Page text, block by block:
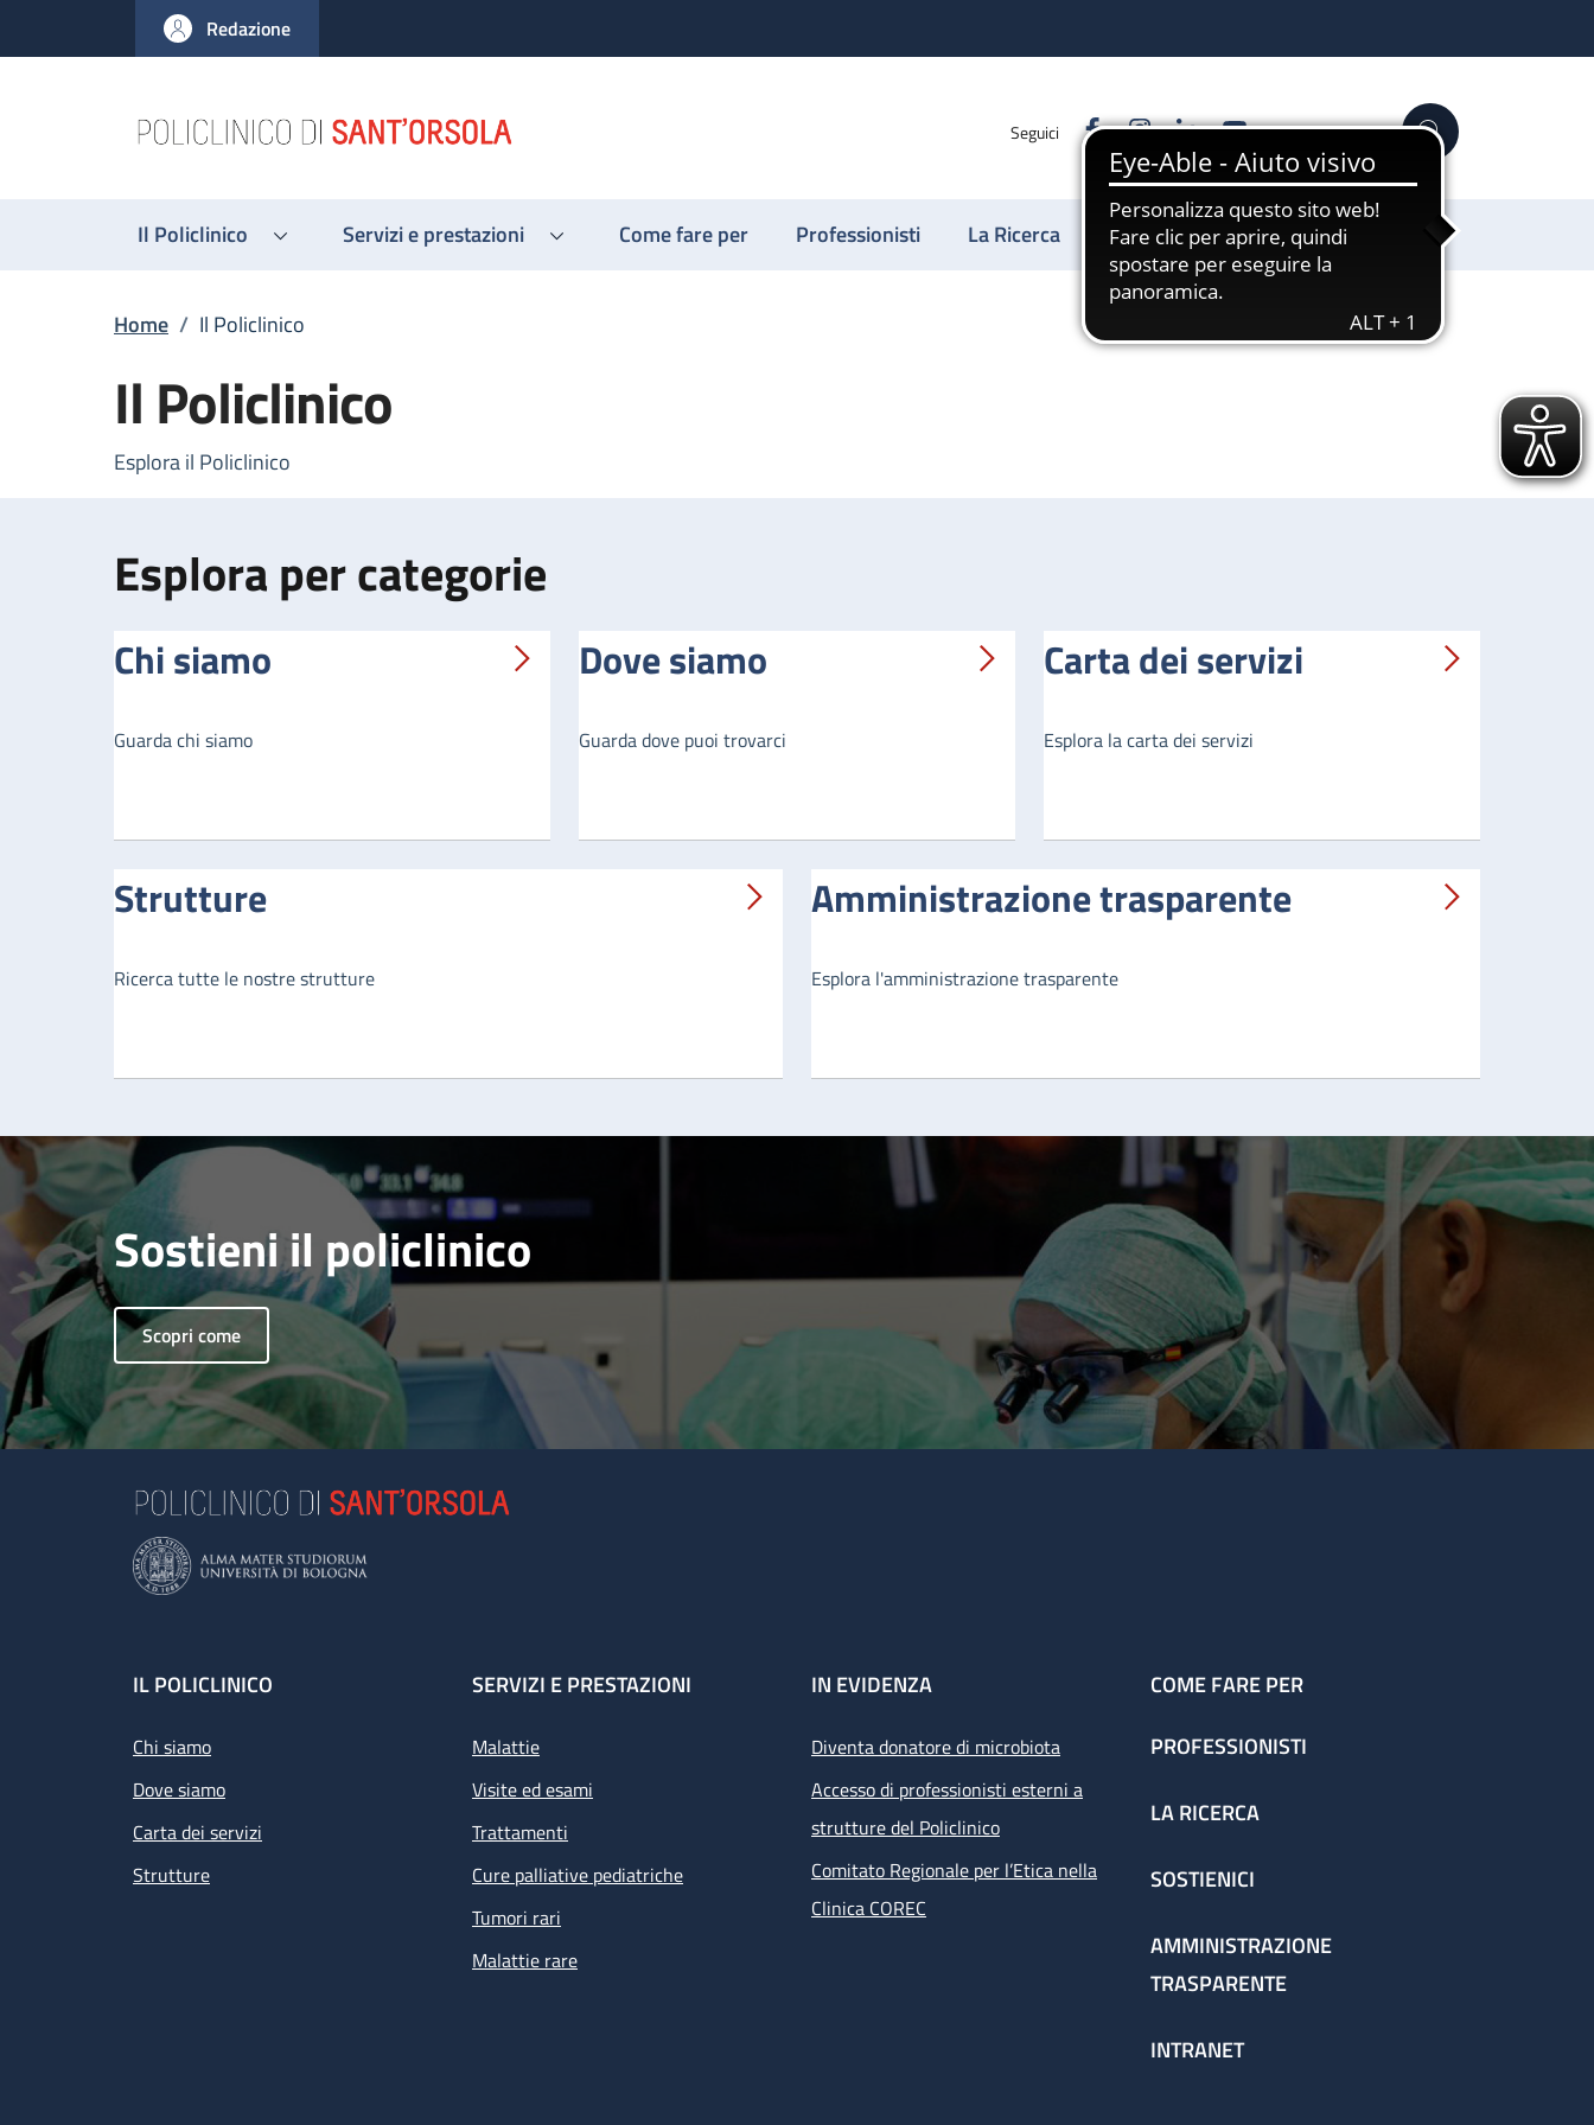
al contenuto principale
to footer content
Redazione
Seguici FacebookInstagram
LinkedinYouTube Cerca
Il Policlinico Servizi e prestazioni Come fare per Professionisti La Ricerca Sostienici
Briciole di pane
Home / Il Policlinico
Il Policlinico
Esplora il Policlinico
Esplora per categorie
Chi siamo
Guarda chi siamo
Dove siamo
Guarda dove puoi trovarci
Carta dei servizi
Esplora la carta dei servizi
Strutture
Ricerca tutte le nostre strutture
Amministrazione trasparente
Esplora l'amministrazione trasparente
Sostieni il policlinico
Scopri come
Footer
IL POLICLINICO
Chi siamo
Dove siamo
Carta dei servizi
Strutture
SERVIZI E PRESTAZIONI
Malattie
Visite ed esami
Trattamenti
Cure palliative pediatriche
Tumori rari
Malattie rare
IN EVIDENZA
Diventa donatore di microbiota
Accesso di professionisti esterni a
strutture del Policlinico
Comitato Regionale per l’Etica nella
Clinica COREC
COME FARE PER
PROFESSIONISTI
LA RICERCA
SOSTIENICI
AMMINISTRAZIONE
TRASPARENTE
INTRANET